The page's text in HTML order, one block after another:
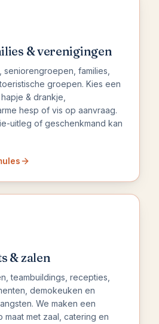
& verenigingen
families,
groepen. Kies een
& drankje,
hesp of vis op aanvraag.
uitleg of geschenkmand kan
& zalen
teambuildings, recepties,
demokeuken en
We maken een
maat met zaal, catering en